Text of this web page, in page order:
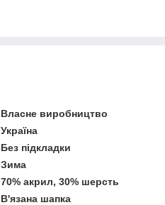
Власне виробництво
Україна
Без підкладки
Зима
70% акрил, 30% шерсть
В'язана шапка